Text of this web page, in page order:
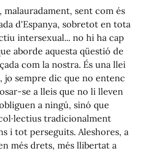
malauradament, sent com és
d'Espanya, sobretot en tota
intersexual... no hi ha cap
aborde aquesta qüestió de
com la nostra. És una llei
jo sempre dic que no entenc
se a lleis que no li lleven
a ningú, sinó que
tradicionalment
i tot perseguits. Aleshores, a
més drets, més llibertat a